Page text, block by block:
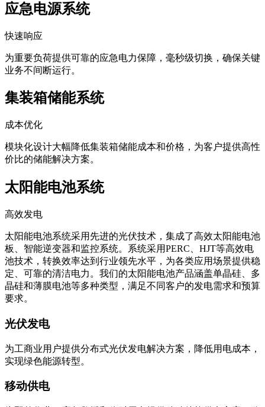
应急电源系统
快速响应
为重要负荷提供可靠的应急电力保障，毫秒级切换，确保关键
业务不间断运行。
集装箱储能系统
成本优化
模块化设计大幅降低集装箱储能成本和价格，为客户提供高性
价比的储能解决方案。
太阳能电池系统
高效发电
太阳能电池系统采用先进的光伏技术，集成了高效太阳能电池
板、智能逆变器和监控系统。系统采用PERC、HJT等高效电
池技术，转换效率达到行业领先水平，为各类应用场景提供稳
定、可靠的清洁电力。我们的太阳能电池产品涵盖单晶硅、多
晶硅和薄膜电池等多种类型，满足不同客户的发电需求和预算
要求。
光伏发电
为工商业用户提供分布式光伏发电解决方案，降低用电成本，
实现绿色能源转型。
移动供电